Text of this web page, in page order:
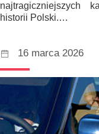
najtragiczniejszych
historii Polski.…
16 marca 2026